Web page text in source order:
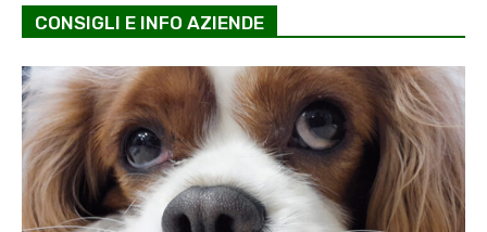
CONSIGLI E INFO AZIENDE